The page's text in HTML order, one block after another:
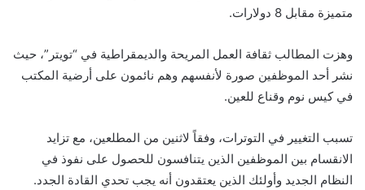
متميزة مقابل 8 دولارات.
وهزت المطالب ثقافة العمل المريحة والديمقراطية في “تويتر”، حيث
نشر أحد الموظفين صورة لأنفسهم وهم نائمون على أرضية المكتب
في كيس نوم وقناع للعين.
تسبب التغيير في التوترات، وفقاً لاثنين من المطلعين، مع تزايد
الانقسام بين الموظفين الذين يتنافسون للحصول على نفوذ في
النظام الجديد وأولئك الذين يعتقدون أنه يجب تحدي القادة الجدد.